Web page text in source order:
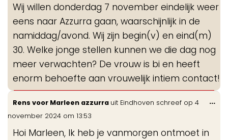
Wij willen donderdag 7 november eindelijk weer
eens naar Azzurra gaan, waarschijnlijk in de
namiddag/avond. Wij zijn begin(v) en eind(m)
30. Welke jonge stellen kunnen we die dag nog
meer verwachten? De vrouw is bi en heeft
enorm behoefte aan vrouwelijk intiem contact!
Rens voor Marleen azzurra uit Eindhoven schreef op 4
november 2024 om 13:53
Hoi Marleen, Ik heb je vanmorgen ontmoet in
...